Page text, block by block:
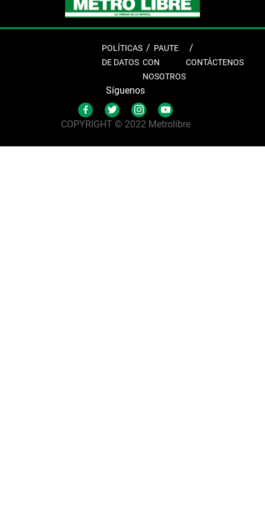
POLÍTICAS
DE DATOS
PAUTE
CON
NOSOTROS
CONTÁCTENOS
Síguenos
COPYRIGHT © 2022 Metrolibre